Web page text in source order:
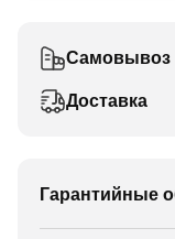
Самовывоз
Доставка
Гарантийные